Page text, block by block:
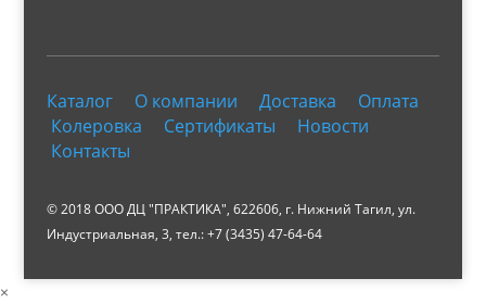
Каталог О компании Доставка
Оплата
Колеровка
Сертификаты
Новости
Контакты
© 2018 ООО ДЦ "ПРАКТИКА", 622606, г. Нижний Тагил, ул.
Индустриальная, 3, тел.: +7 (3435) 47-64-64
×